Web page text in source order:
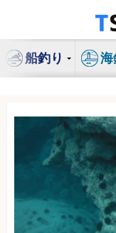
ン
船釣り 海